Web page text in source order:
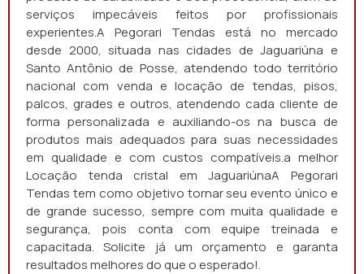
serviços impecáveis feitos por profissionais
experientes.A Pegorari Tendas está no mercado
desde 2000, situada nas cidades de Jaguariúna e
Santo Antônio de Posse, atendendo todo território
nacional com venda e locação de tendas, pisos,
palcos, grades e outros, atendendo cada cliente de
forma personalizada e auxiliando-os na busca de
produtos mais adequados para suas necessidades
em qualidade e com custos compatíveis.a melhor
Locação tenda cristal em JaguariúnaA Pegorari
Tendas tem como objetivo tornar seu evento único e
de grande sucesso, sempre com muita qualidade e
segurança, pois conta com equipe treinada e
capacitada. Solicite já um orçamento e garanta
resultados melhores do que o esperado!.